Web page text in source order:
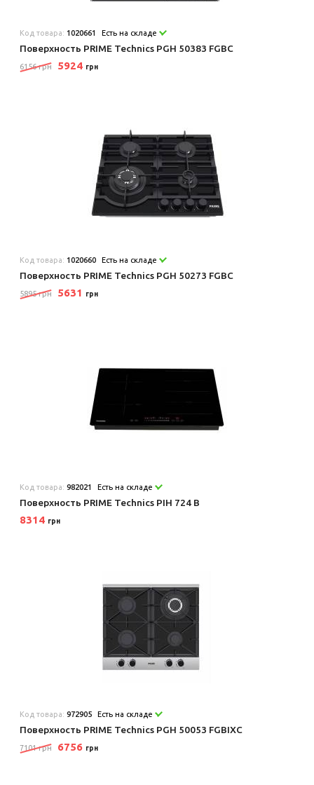
Код товара: 1020661 Есть на складе
Поверхность PRIME Technics PGH 50383 FGBC
6156 грн 5924 грн
Код товара: 1020660 Есть на складе
Поверхность PRIME Technics PGH 50273 FGBC
5895 грн 5631 грн
Код товара:982021 Есть на складе
Поверхность PRIME Technics PIH 724 B
8314 грн
Код товара:972905 Есть на складе
Поверхность PRIME Technics PGH 50053 FGBIXC
7101 грн 6756 грн